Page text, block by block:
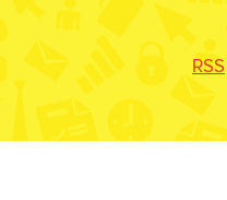
RSS